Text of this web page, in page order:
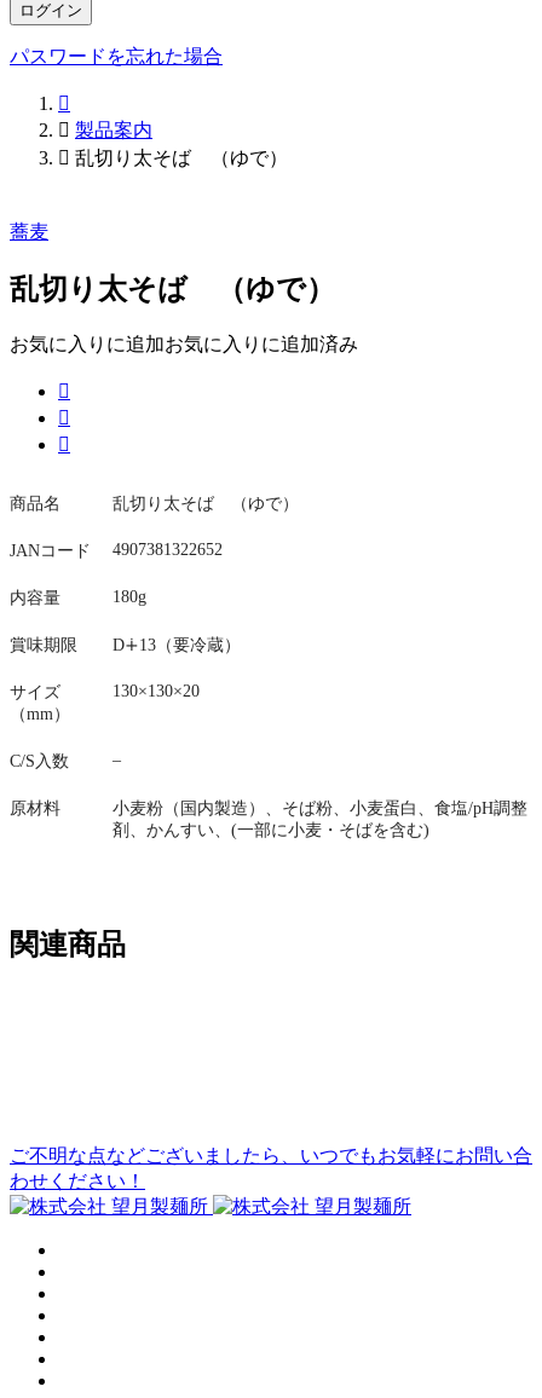
ログイン
パスワードを忘れた場合

 製品案内
 乱切り太そば （ゆで）
蕎麦
乱切り太そば （ゆで）
お気に入りに追加お気に入りに追加済み



商品名 乱切り太そば （ゆで）
JANコード 4907381322652
内容量 180g
賞味期限 D∔13（要冷蔵）
サイズ
（mm）
130×130×20
C/S入数 –
原材料
小麦粉（国内製造）、そば粉、小麦蛋白、食塩/pH調整
剤、かんすい、(一部に小麦・そばを含む)
関連商品
ご不明な点などございましたら、いつでもお気軽にお問い合
わせください！